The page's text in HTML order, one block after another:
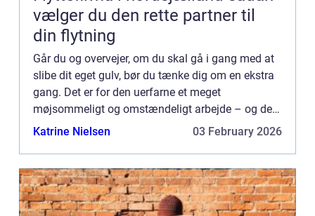
vælger du den rette partner til
din flytning
Går du og overvejer, om du skal gå i gang med at
slibe dit eget gulv, bør du tænke dig om en ekstra
gang. Det er for den uerfarne et meget
møjsommeligt og omstændeligt arbejde – og det
kan faktisk nær...
Katrine Nielsen 03 February 2026